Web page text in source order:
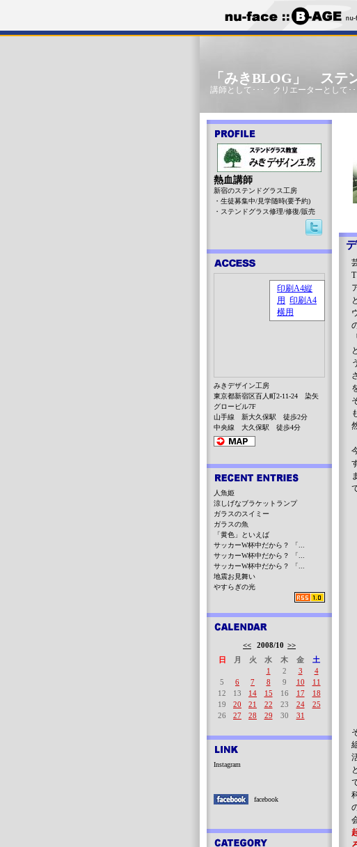
「みきBLOG」 ステ
講師として･･･ クリエーターとして･･
熱血講師
新宿のステンドグラス工房
・生徒募集中/見学随時(要予約)
・ステンドグラス修理/修復/販売
みきデザイン工房
東京都新宿区百人町2-11-24 染矢
グロービル7F
山手線 新大久保駅 徒歩2分
中央線 大久保駅 徒歩4分
人魚姫
涼しげなブラケットランプ
ガラスのスイミー
ガラスの魚
「黄色」といえば
サッカーW杯中だから？ 「...
サッカーW杯中だから？ 「...
サッカーW杯中だから？ 「...
地震お見舞い
やすらぎの光
<< 2008/10 >>
日
月 火 水 木 金
土
1
2 3
4
5
6 7 8 9 10
11
12
13 14 15 16 17
18
19
20 21 22 23 24
25
26
27 28 29 30 31
Instagram
facebook